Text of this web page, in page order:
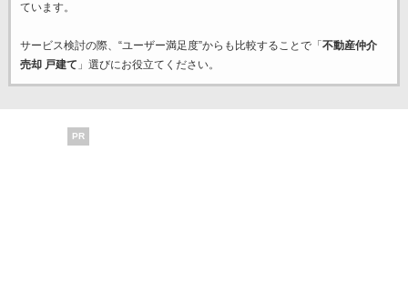
ています。
サービス検討の際、“ユーザー満足度”からも比較することで「 不動産仲介
売却 戸建て 」選びにお役立てください。
PR